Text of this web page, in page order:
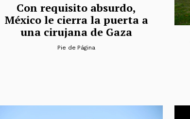
Con requisito absurdo,
México le cierra la puerta a
una cirujana de Gaza
Pie de Página